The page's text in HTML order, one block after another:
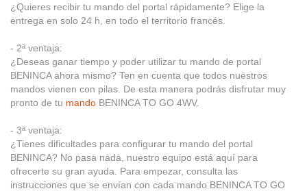
¿Quieres recibir tu mando del portal rápidamente? Elige la
entrega en solo 24 h, en todo el territorio francés.
- 2ª ventaja:
¿Deseas ganar tiempo y poder utilizar tu mando de portal
BENINCA ahora mismo? Ten en cuenta que todos nuestros
mandos vienen con pilas. De esta manera podrás disfrutar muy
pronto de tu mando BENINCA TO GO 4WV.
- 3ª ventaja:
¿Tienes dificultades para configurar tu mando del portal
BENINCA? No pasa nada, nuestro equipo está aquí para
ofrecerte su gran ayuda. Para empezar, consulta las
instrucciones que se envían con cada mando BENINCA TO GO